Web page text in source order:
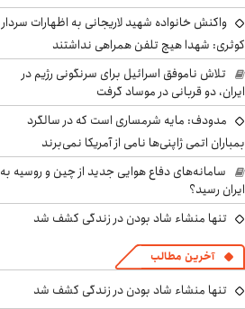
واکنش خانواده شهید لاریجانی به اظهارات سردار
کوثری: شهدا هیچ تلفن همراهی نداشتند
تلاش ناموفق اسرائیل برای سرنگونی رژیم در
ایران، دو قربانی در موساد گرفت
مدودف: مایه شرمساری است که در سالگرد
بمباران اتمی ژاپنی‌ها نامی از آمریکا نمی‌برند
سامانه‌های دفاع هوایی جدید از چین و روسیه به
ایران رسید؟
تنها منشاء شاد بودن در زندگی کشف شد
آخرین مطالب
تنها منشاء شاد بودن در زندگی کشف شد